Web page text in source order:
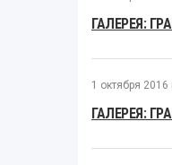
ГАЛЕРЕЯ:
1 октября 2016
ГАЛЕРЕЯ: